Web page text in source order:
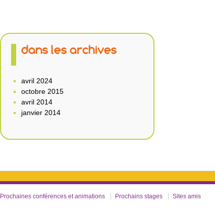
dans les archives
avril 2024
octobre 2015
avril 2014
janvier 2014
Prochaines conférences et animations Prochains stages Sites amis